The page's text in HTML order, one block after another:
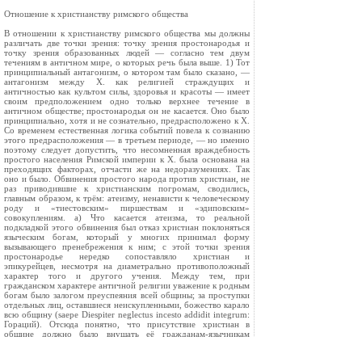
Отношение к христианству римского общества
В отношении к христианству римского общества мы должны
различать две точки зрения: точку зрения простонародья и
точку зрения образованных людей — согласно тем двум
течениям в античном мире, о которых речь была выше. 1) Тот
принципиальный антагонизм, о котором там было сказано, —
антагонизм между X. как религией страждущих и
античностью как культом силы, здоровья и красоты — имеет
своим предположением одно только верхнее течение в
античном обществе; простонародья он не касается. Оно было
принципиально, хотя и не сознательно, предрасположено к X.
Со временем естественная логика событий повела к сознанию
этого предрасположения — в третьем периоде, — но именно
поэтому следует допустить, что несомненная враждебность
простого населения Римской империи к X. была основана на
преходящих факторах, отчасти же на недоразумениях. Так
оно и было. Обвинения простого народа против христиан, не
раз приводившие к христианским погромам, сводились,
главным образом, к трём: атеизму, ненависти к человеческому
роду и «тиестовским» пиршествам и «эдиповским»
совокуплениям. а) Что касается атеизма, то реальной
подкладкой этого обвинения был отказ христиан поклоняться
языческим богам, который у многих принимал форму
вызывающего пренебрежения к ним; с этой точки зрения
простонародье нередко сопоставляло христиан и
эпикурейцев, несмотря на диаметрально противоположный
характер того и другого учения. Между тем, при
гражданском характере античной религии уважение к родным
богам было залогом преуспеяния всей общины; за проступки
отдельных лиц, оставшиеся неискупленными, божество карало
всю общину (saepe Diespiter neglectus incesto addidit integrum:
Гораций). Отсюда понятно, что присутствие христиан в
общине должно было внушать её гражданам-язычникам